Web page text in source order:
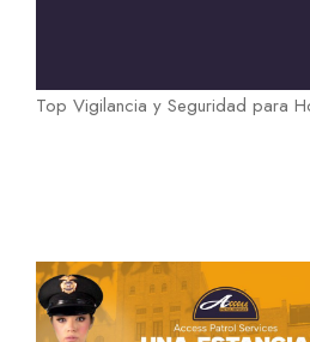
Top Vigilancia y Seguridad para